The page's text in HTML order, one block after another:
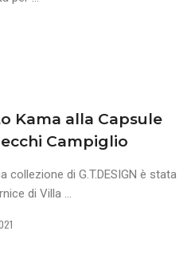
Kama alla Capsule
Campiglio
collezione di G.T.DESIGN è stata
di Villa ...